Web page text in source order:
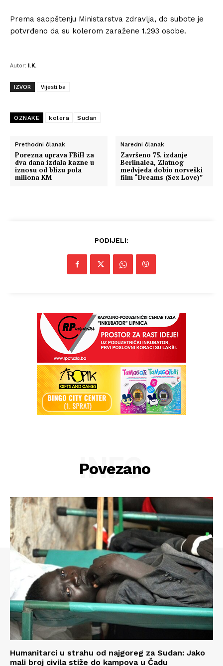
Prema saopštenju Ministarstva zdravlja, do subote je
potvrđeno da su kolerom zaražene 1.293 osobe.
Autor: I.K.
IZVOR Vijesti.ba
OZNAKE kolera Sudan
Prethodni članak
Porezna uprava FBiH za
dva dana izdala kazne u
iznosu od blizu pola
miliona KM
Naredni članak
Završeno 75. izdanje
Berlinalea, Zlatnog
medvjeda dobio norveški
film “Dreams (Sex Love)”
PODIJELI:
Povezano
INFO
Humanitarci u strahu od najgoreg za Sudan: Jako
mali broj civila stiže do kampova u Čadu